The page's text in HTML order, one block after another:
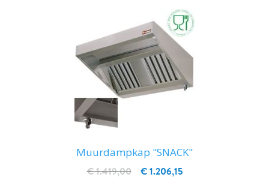
Muurdampkap "SNACK"
€ 1.206,15
€ 1.419,00